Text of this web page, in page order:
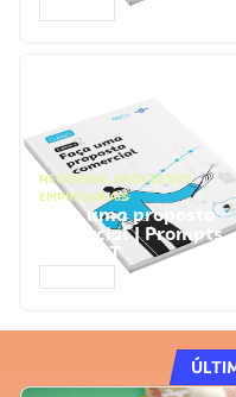
NEGÓCIOS, PROCESSOS
EMPRESARIAIS
Faça uma proposta
comercial | Prompts
ChatGPT